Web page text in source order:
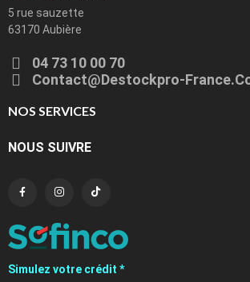
5 rue sauzette
63170 Aubière
04 73 10 00 70
Contact@destockpro-
NOS SERVICES
NOUS SUIVRE
Simulez votre crédit *